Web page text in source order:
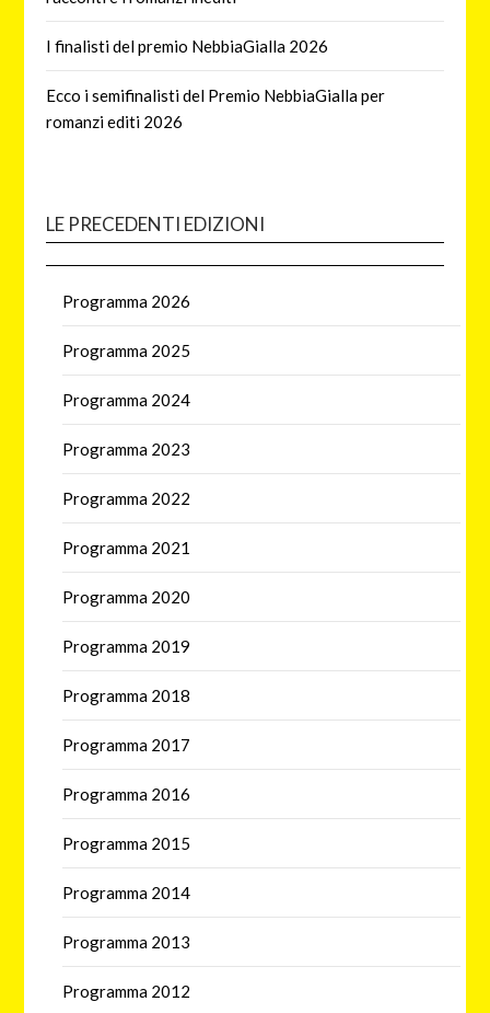
I finalisti del premio NebbiaGialla 2026
Ecco i semifinalisti del Premio NebbiaGialla per
romanzi editi 2026
LE PRECEDENTI EDIZIONI
Programma 2026
Programma 2025
Programma 2024
Programma 2023
Programma 2022
Programma 2021
Programma 2020
Programma 2019
Programma 2018
Programma 2017
Programma 2016
Programma 2015
Programma 2014
Programma 2013
Programma 2012